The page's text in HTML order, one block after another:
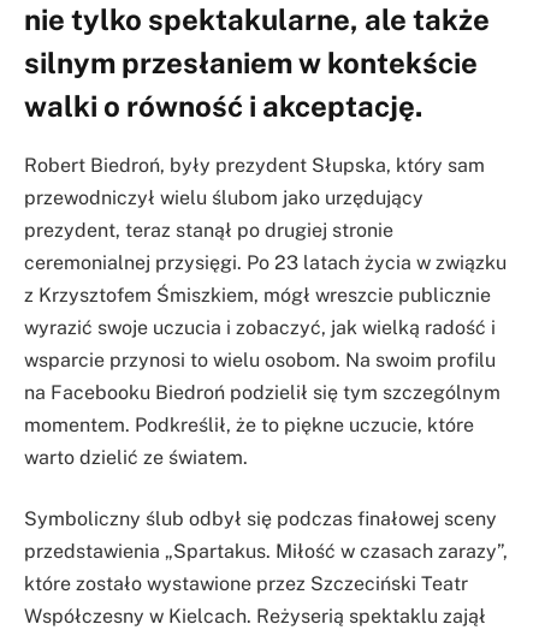
nie tylko spektakularne, ale także
silnym przesłaniem w kontekście
walki o równość i akceptację.
Robert Biedroń, były prezydent Słupska, który sam
przewodniczył wielu ślubom jako urzędujący
prezydent, teraz stanął po drugiej stronie
ceremonialnej przysięgi. Po 23 latach życia w związku
z Krzysztofem Śmiszkiem, mógł wreszcie publicznie
wyrazić swoje uczucia i zobaczyć, jak wielką radość i
wsparcie przynosi to wielu osobom. Na swoim profilu
na Facebooku Biedroń podzielił się tym szczególnym
momentem. Podkreślił, że to piękne uczucie, które
warto dzielić ze światem.
Symboliczny ślub odbył się podczas finałowej sceny
przedstawienia „Spartakus. Miłość w czasach zarazy”,
które zostało wystawione przez Szczeciński Teatr
Współczesny w Kielcach. Reżyserią spektaklu zajął